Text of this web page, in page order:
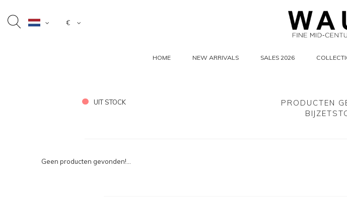
€
HOME NEW ARRIVALS SALES 2026
UIT STOCK
PRODUCTEN
Geen producten gevonden!...